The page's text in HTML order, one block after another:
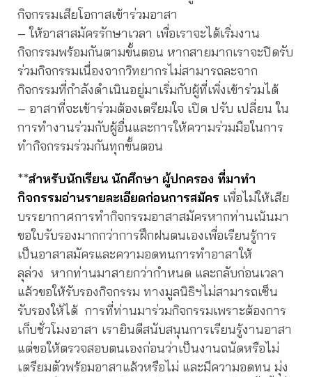
กิจกรรมเสียโอกาสเข้าร่วมอาสา
– ให้อาสาสมัครรักษาเวลา เพื่อเราจะได้เริ่มงาน
กิจกรรมพร้อมกันตามขั้นตอน หากสายมากเราจะปิดรับ
ร่วมกิจกรรมเนื่องจากวิทยากรไม่สามารถละจาก
กิจกรรมที่กำลังดำเนินอยู่มาเริ่มกับผู้ที่เพิ่งเข้าร่วมได้
– อาสาที่จะเข้าร่วมต้องเตรียมใจ เปิด ปรับ เปลี่ยน ใน
การทำงานร่วมกับผู้อื่นและการให้ความร่วมมือในการ
ทำกิจกรรมร่วมกันทุกขั้นตอน
**สำหรับนักเรียน นักศึกษา ผู้ปกครอง ที่มาทำ
กิจกรรมอ่านรายละเอียดก่อนการสมัคร เพื่อไม่ให้เสีย
บรรยากาศการทำกิจกรรมอาสาสมัครหากท่านเน้นมา
ขอใบรับรองมากกว่าการฝึกฝนตนเองเพื่อเรียนรู้การ
เป็นอาสาสมัครและความอดทนการทำอาสาให้
ลุล่วง หากท่านมาสายกว่ากำหนด และกลับก่อนเวลา
แล้วขอให้รับรองกิจกรรม ทางมูลนิธิฯไม่สามารถเซ็น
รับรองให้ได้ การที่ท่านมาร่วมกิจกรรมเพราะต้องการ
เก็บชั่วโมงอาสา เรายินดีสนับสนุนการเรียนรู้งานอาสา
แต่ขอให้ตรวจสอบตนเองก่อนว่าเป็นงานถนัดหรือไม่
เตรียมตัวพร้อมอาสาแล้วหรือไม่ และมีความอดทน มุ่ง